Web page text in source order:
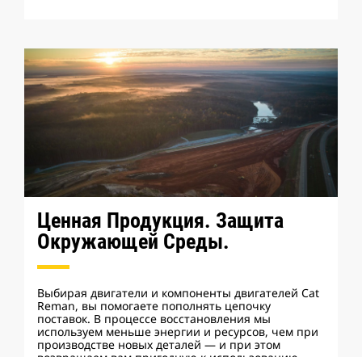
Ценная Продукция. Защита
Окружающей Среды.
Выбирая двигатели и компоненты двигателей Cat
Reman, вы помогаете пополнять цепочку
поставок. В процессе восстановления мы
используем меньше энергии и ресурсов, чем при
производстве новых деталей — и при этом